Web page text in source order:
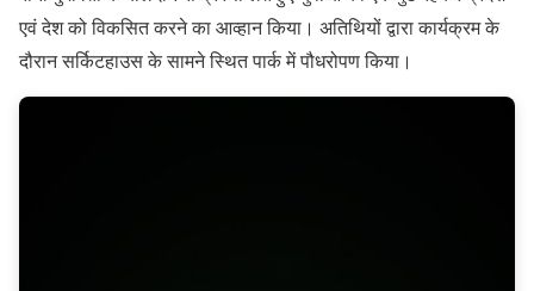
एवं देश को विकसित करने का आव्हान किया। अतिथियों द्वारा कार्यक्रम के
दौरान सर्किटहाउस के सामने स्थित पार्क में पौधरोपण किया।